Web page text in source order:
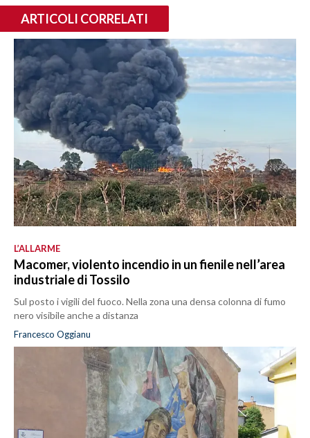
ARTICOLI CORRELATI
L’ALLARME
Macomer, violento incendio in un fienile nell’area
industriale di Tossilo
Sul posto i vigili del fuoco. Nella zona una densa colonna di fumo
nero visibile anche a distanza
Francesco Oggianu